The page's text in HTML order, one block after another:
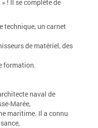
! Il se complète de
technique, un carnet
de matériel, des
formation.
naval de
Marée,
maritime. Il a connu